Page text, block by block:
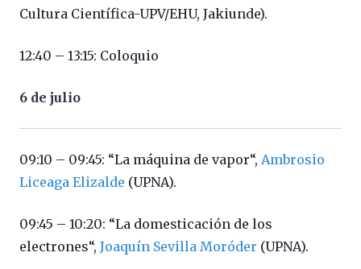
Cultura Científica-UPV/EHU, Jakiunde).
12:40 – 13:15: Coloquio
6 de julio
09:10 – 09:45: “La máquina de vapor“, Ambrosio
Liceaga Elizalde (UPNA).
09:45 – 10:20: “La domesticación de los
electrones“, Joaquín Sevilla Moróder (UPNA).